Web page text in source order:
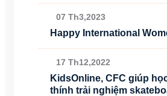
07 Th3,2023
Happy International
17 Th12,2022
KidsOnline, CFC giúp
thính trải nghiệm